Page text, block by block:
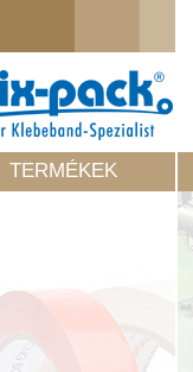
TERMÉKEK